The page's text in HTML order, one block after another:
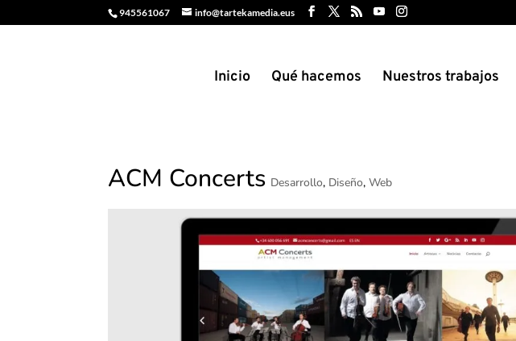
945561067 info@tartekamedia.eus
Inicio Qué hacemos Nuestros trabajos
ACM Concerts Desarrollo, Diseño,Web